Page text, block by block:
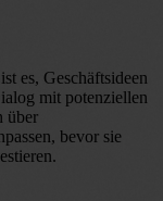
es, Geschäftsideen
mit potenziellen
über
bevor sie